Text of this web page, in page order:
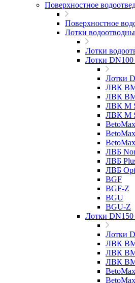
Поверхностное
Поверхностное
Лотки
Лотки
Лотки DN100
Лотки
ЛВК
ЛВК ВМ
ЛВК М
ЛВК М
BetoMax
ЛВБ
ЛВБ
ЛВБ
BGF
BGF-Z
BGU
BGU-Z
Лотки DN150
Лотки
ЛВК
ЛВК ВМ
ЛВК